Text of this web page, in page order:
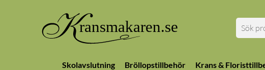
Skolavslutning Bröllopstillbehör Krans &